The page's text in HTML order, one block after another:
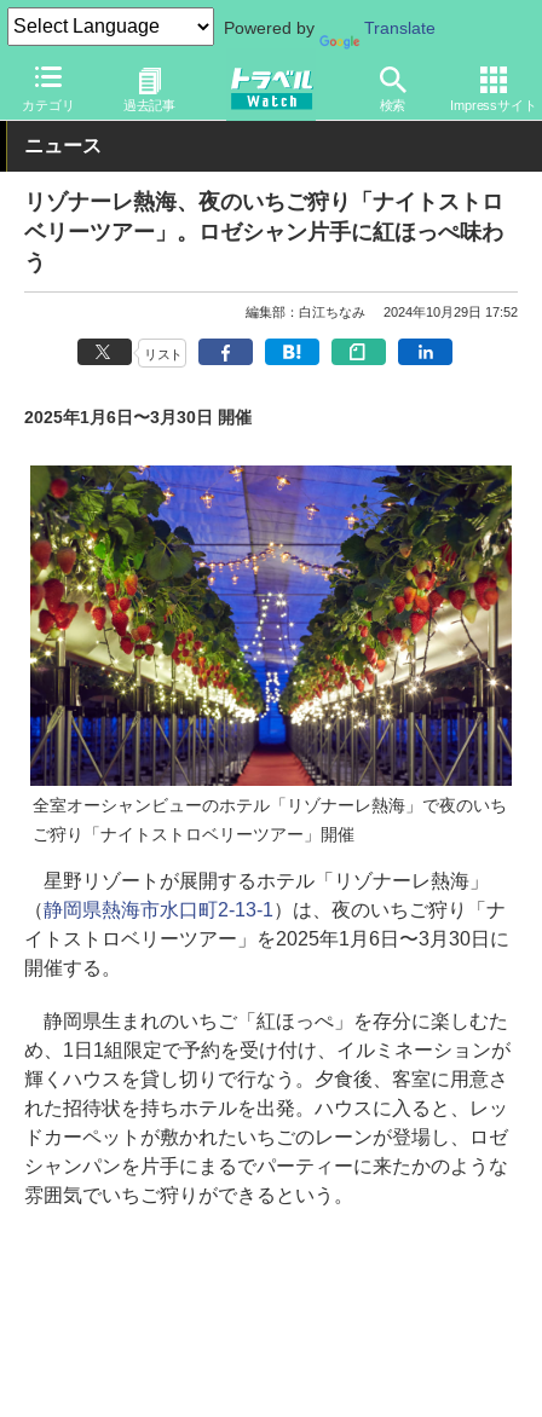
Powered by Translate
カテゴリ 過去記事 検索 Impressサイト
トラベル Watch 旅の情報 ホテル・旅館 宿泊
ニュース
リゾナーレ熱海、夜のいちご狩り「ナイトストロ
ベリーツアー」。ロゼシャン片手に紅ほっぺ味わ
う
編集部：白江ちなみ 2024年10月29日 17:52
リスト
2025年1月6日〜3月30日 開催
全室オーシャンビューのホテル「リゾナーレ熱海」で夜のいち
ご狩り「ナイトストロベリーツアー」開催
星野リゾートが展開するホテル「リゾナーレ熱海」
（静岡県熱海市水口町2-13-1）は、夜のいちご狩り「ナ
イトストロベリーツアー」を2025年1月6日〜3月30日に
開催する。
静岡県生まれのいちご「紅ほっぺ」を存分に楽しむた
め、1日1組限定で予約を受け付け、イルミネーションが
輝くハウスを貸し切りで行なう。夕食後、客室に用意さ
れた招待状を持ちホテルを出発。ハウスに入ると、レッ
ドカーペットが敷かれたいちごのレーンが登場し、ロゼ
シャンパンを片手にまるでパーティーに来たかのような
雰囲気でいちご狩りができるという。